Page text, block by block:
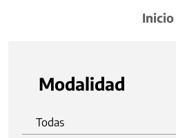
Inicio
Modalidad
Todas